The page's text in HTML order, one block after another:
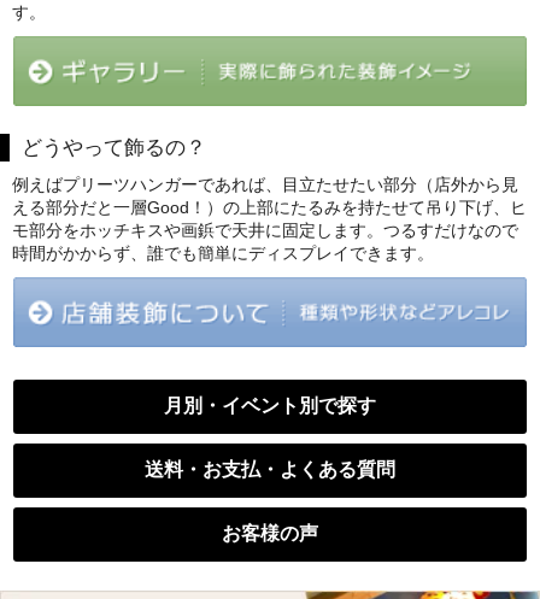
す。
どうやって飾るの？
例えばプリーツハンガーであれば、目立たせたい部分（店外から見
える部分だと一層Good！）の上部にたるみを持たせて吊り下げ、ヒ
モ部分をホッチキスや画鋲で天井に固定します。つるすだけなので
時間がかからず、誰でも簡単にディスプレイできます。
月別・イベント別で探す
送料・お支払・よくある質問
お客様の声